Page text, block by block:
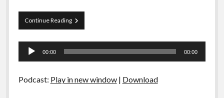
Continue ReadingOuvindo
Capivaras
Tocador
00:00 00:00
Podcast: Play in new window| Download